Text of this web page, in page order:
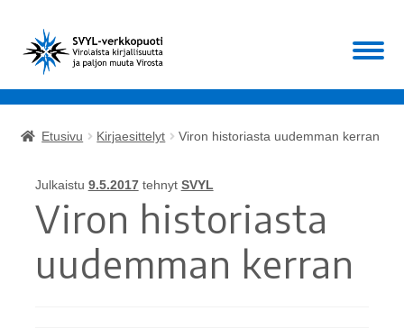
Siirry
navigointiin
Siirry
sisältöön
Valikko
Muut
ALE!
Etusivu Kirjaesittelyt Viron historiasta uudemman kerran
Julkaistu 9.5.2017 tehnyt SVYL
Viron historiasta
uudemman kerran